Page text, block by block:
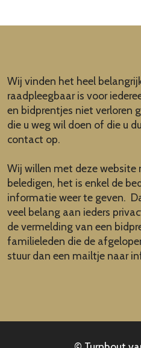
Wij vinden het heel
raadpleegbaar is voor
en bidprentjes niet verloren
die u weg wil doen of die u
contact op.
Wij willen met deze website
beledigen, het is enkel de
informatie weer te geven.
veel belang aan ieders
de vermelding van een
familieleden die de
stuur dan een mailtje naar